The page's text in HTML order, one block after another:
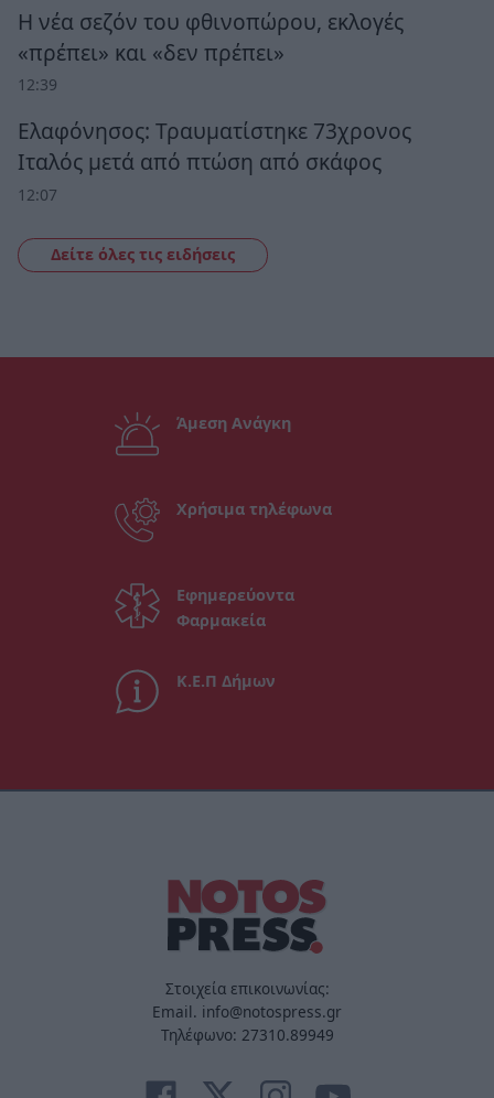
Η νέα σεζόν του φθινοπώρου, εκλογές
«πρέπει» και «δεν πρέπει»
12:39
Ελαφόνησος: Τραυματίστηκε 73χρονος
Ιταλός μετά από πτώση από σκάφος
12:07
Δείτε όλες τις ειδήσεις
Άμεση Ανάγκη
Χρήσιμα τηλέφωνα
Εφημερεύοντα
Φαρμακεία
Κ.Ε.Π Δήμων
Στοιχεία επικοινωνίας:
Email. info@notospress.gr
Τηλέφωνο: 27310.89949